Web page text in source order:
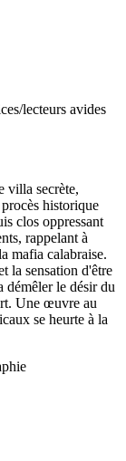
lecteurs avides
villa secrète,
historique
clos oppressant
rappelant à
mafia calabraise.
la sensation d'être
démêler le désir du
Une œuvre au
se heurte à la